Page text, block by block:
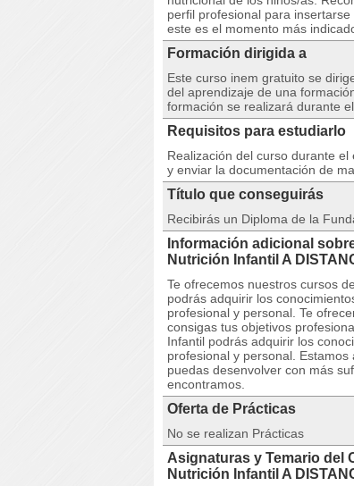
perfil profesional para
este es el momento más
Formación dirigida a
Este curso inem gratuito se
del aprendizaje de una
formación se realizará durante
Requisitos para estudiarlo
Realización del curso durante
y enviar la documentación de
Título que conseguirás
Recibirás un Diploma de la
Información adicional
Nutrición Infantil A
Te ofrecemos nuestros cursos
podrás adquirir los
profesional y personal. Te
consigas tus objetivos
Infantil podrás adquirir los
profesional y personal.
puedas desenvolver con más
encontramos.
Oferta de Prácticas
No se realizan Prácticas
Asignaturas y Temario del
Nutrición Infantil A